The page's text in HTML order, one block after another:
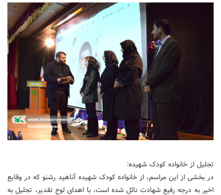
تجلیل از خانواده کودک شهیده:
در بخشی از این مراسم، از خانواده کودک شهیده آناهید رشنو که در وقایع
اخیر به درجه رفیع شهادت نائل شده است، با اهدای لوح تقدیر، تجلیل به